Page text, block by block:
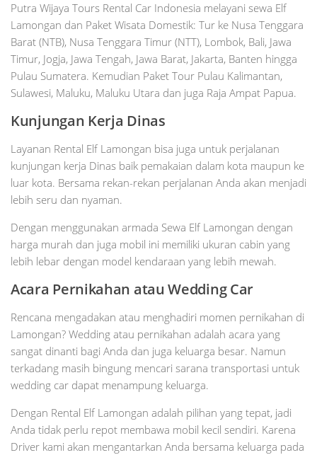
Putra Wijaya Tours Rental Car Indonesia melayani sewa Elf
Lamongan dan Paket Wisata Domestik: Tur ke Nusa Tenggara
Barat (NTB), Nusa Tenggara Timur (NTT), Lombok, Bali, Jawa
Timur, Jogja, Jawa Tengah, Jawa Barat, Jakarta, Banten hingga
Pulau Sumatera. Kemudian Paket Tour Pulau Kalimantan,
Sulawesi, Maluku, Maluku Utara dan juga Raja Ampat Papua.
Kunjungan Kerja Dinas
Layanan Rental Elf Lamongan bisa juga untuk perjalanan
kunjungan kerja Dinas baik pemakaian dalam kota maupun ke
luar kota. Bersama rekan-rekan perjalanan Anda akan menjadi
lebih seru dan nyaman.
Dengan menggunakan armada Sewa Elf Lamongan dengan
harga murah dan juga mobil ini memiliki ukuran cabin yang
lebih lebar dengan model kendaraan yang lebih mewah.
Acara Pernikahan atau Wedding Car
Rencana mengadakan atau menghadiri momen pernikahan di
Lamongan? Wedding atau pernikahan adalah acara yang
sangat dinanti bagi Anda dan juga keluarga besar. Namun
terkadang masih bingung mencari sarana transportasi untuk
wedding car dapat menampung keluarga.
Dengan Rental Elf Lamongan adalah pilihan yang tepat, jadi
Anda tidak perlu repot membawa mobil kecil sendiri. Karena
Driver kami akan mengantarkan Anda bersama keluarga pada